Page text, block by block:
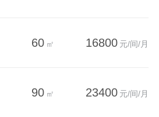
60 ㎡ 16800 元/间/月
90 ㎡ 23400 元/间/月